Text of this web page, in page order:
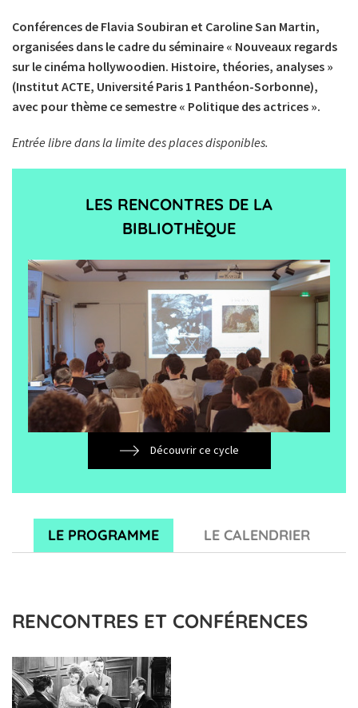
Conférences de Flavia Soubiran et Caroline San Martin,
organisées dans le cadre du séminaire « Nouveaux regards
sur le cinéma hollywoodien. Histoire, théories, analyses »
(Institut ACTE, Université Paris 1 Panthéon-Sorbonne),
avec pour thème ce semestre « Politique des actrices ».
Entrée libre dans la limite des places disponibles.
LES RENCONTRES DE LA
BIBLIOTHÈQUE
Découvrir ce cycle
LE PROGRAMME LE CALENDRIER
RENCONTRES ET CONFÉRENCES